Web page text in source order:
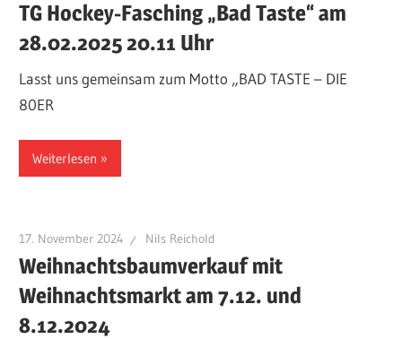
TG Hockey-Fasching „Bad Taste“ am
28.02.2025 20.11 Uhr
Lasst uns gemeinsam zum Motto „BAD TASTE – DIE
80ER
Weiterlesen
17. November 2024 Nils Reichold
Weihnachtsbaumverkauf mit
Weihnachtsmarkt am 7.12. und
8.12.2024